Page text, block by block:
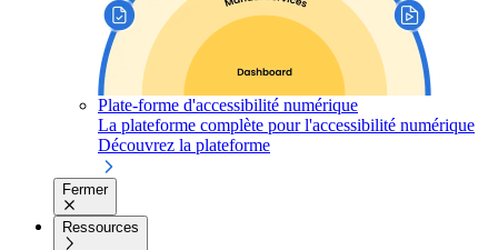
Plate-forme d'accessibilité numérique
La plateforme complète pour l'accessibilité numérique
Découvrez la plateforme
Fermer
Ressources